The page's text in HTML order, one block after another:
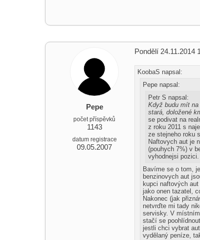
Pepe
počet příspěvků
1143
datum registrace
09.05.2007
Pondělí 24.11.2014
KoobaS napsal:
Pepe napsal:
Petr S napsal:
Když budu mít
stará, doložené
se podivat na
z roku 2011 s
ze stejneho roku
Naftovych aut je
(pouhych 7%) v
vyhodnejsi pozici.
Bavíme se o tom,
benzinovych aut
kupci naftových
jako onen tazatel,
Nakonec (jak
netvrďte mi tady
servisky. V
stačí se
jestli chci vybrat
vydělaný peníze,